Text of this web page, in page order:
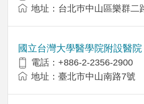
地址：台北巿中山區樂群二
國立台灣大學醫學院附設醫院
電話：+886-2-2356-2900
地址：臺北市中山南路7號